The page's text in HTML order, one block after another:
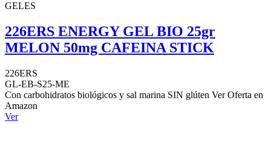
GELES
226ERS ENERGY GEL BIO 25gr
MELON 50mg CAFEINA STICK
226ERS
GL-EB-S25-ME
Con carbohidratos biológicos y sal marina SIN glúten Ver Oferta en
Amazon
Ver